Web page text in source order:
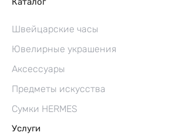
Швейцарские часы
Ювелирные украшения
Аксессуары
Предметы искусства
Сумки HERMES
Услуги